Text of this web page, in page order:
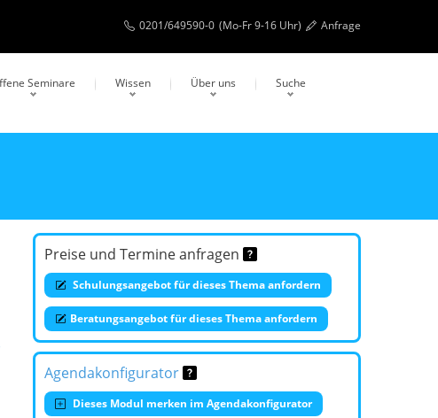
0201/649590-0 (Mo-Fr 9-16 Uhr) Anfrage
Seminare Wissen Über uns Suche
Preise und Termine anfragen
Schulungsangebot für dieses Thema anfordern
Beratungsangebot für dieses Thema anfordern
Agendakonfigurator
Dieses Modul merken im Agendakonfigurator